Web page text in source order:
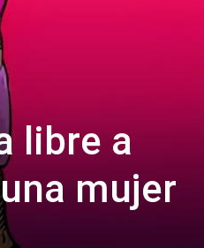
libre a
mujer